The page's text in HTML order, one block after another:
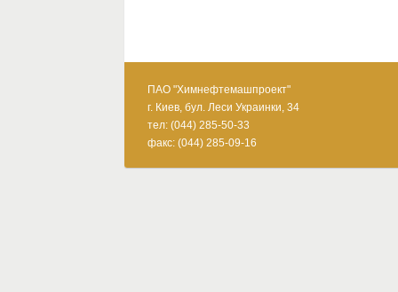
ПАО "Химнефтемашпроект"
г. Киев, бул. Леси Украинки, 34
тел: (044) 285-50-33
факс: (044) 285-09-16